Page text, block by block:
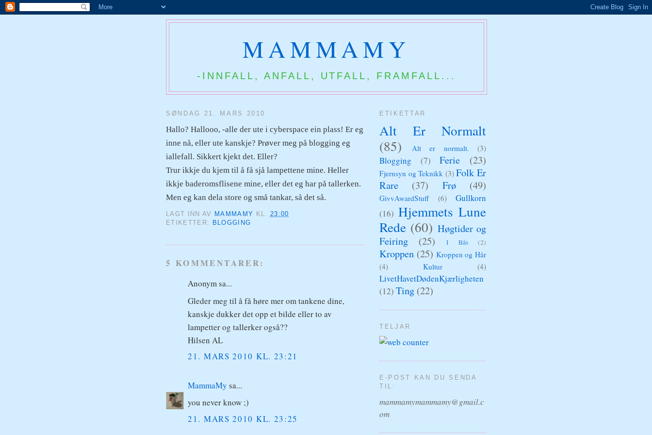
MAMMAMY
-INNFALL, ANFALL, UTFALL, FRAMFALL...
SØNDAG 21. MARS 2010
Hallo? Hallooo, -alle der ute i cyberspace ein plass! Er eg
inne nå, eller ute kanskje? Prøver meg på blogging eg
iallefall. Sikkert kjekt det. Eller?
Trur ikkje du kjem til å få sjå lampettene mine. Heller
ikkje baderomsflisene mine, eller det eg har på tallerken.
Men eg kan dela store og små tankar, så det så.
LAGT INN AV MAMMAMY KL. 23:00
ETIKETTER:
BLOGGING
5 KOMMENTARER:
Anonym sa...
Gleder meg til å få høre mer om tankene dine,
kanskje dukker det opp et bilde eller to av
lampetter og tallerker også??
Hilsen AL
21. MARS 2010 KL. 23:21
MammaMy sa...
you never know ;)
21. MARS 2010 KL. 23:25
ETIKETTAR
Alt Er Normalt
(85)
Alt er normalt. (3)
Blogging (7) Ferie (23)
Fjernsyn og Teknikk (3) Folk Er
Rare
(37) Frø (49)
GivvAwardStuff (6)
Gullkorn
(16) Hjemmets Lune
Rede (60) Høgtider og
Feiring
(25) I Bås (2)
Kroppen (25) Kroppen og Hår
(4)
Kultur (4)
LivetHavetDødenKjærligheten
(12) Ting (22)
TELJAR
E-POST KAN DU SENDA
TIL:
mammamymammamy@gmail.c
om